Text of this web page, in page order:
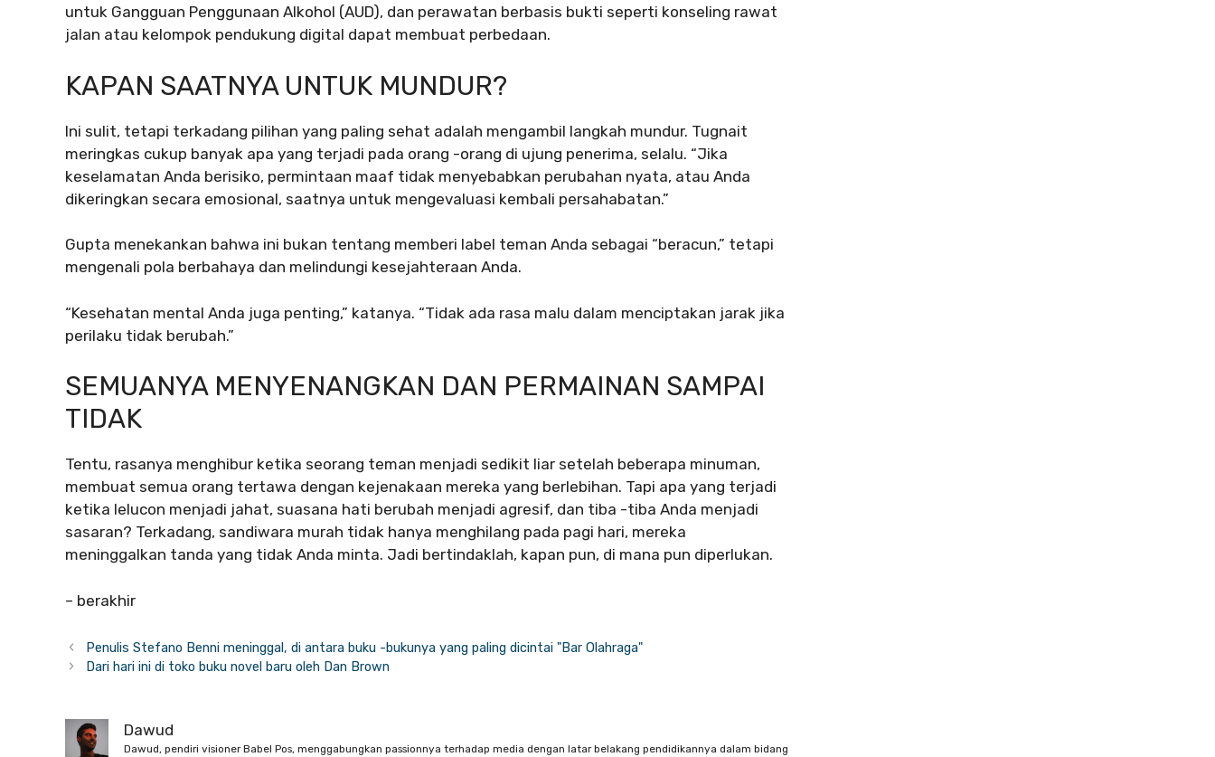
untuk Gangguan Penggunaan Alkohol (AUD), dan perawatan berbasis bukti seperti konseling rawat
jalan atau kelompok pendukung digital dapat membuat perbedaan.
KAPAN SAATNYA UNTUK MUNDUR?
Ini sulit, tetapi terkadang pilihan yang paling sehat adalah mengambil langkah mundur. Tugnait
meringkas cukup banyak apa yang terjadi pada orang -orang di ujung penerima, selalu. “Jika
keselamatan Anda berisiko, permintaan maaf tidak menyebabkan perubahan nyata, atau Anda
dikeringkan secara emosional, saatnya untuk mengevaluasi kembali persahabatan.”
Gupta menekankan bahwa ini bukan tentang memberi label teman Anda sebagai “beracun,” tetapi
mengenali pola berbahaya dan melindungi kesejahteraan Anda.
“Kesehatan mental Anda juga penting,” katanya. “Tidak ada rasa malu dalam menciptakan jarak jika
perilaku tidak berubah.”
SEMUANYA MENYENANGKAN DAN PERMAINAN SAMPAI
TIDAK
Tentu, rasanya menghibur ketika seorang teman menjadi sedikit liar setelah beberapa minuman,
membuat semua orang tertawa dengan kejenakaan mereka yang berlebihan. Tapi apa yang terjadi
ketika lelucon menjadi jahat, suasana hati berubah menjadi agresif, dan tiba -tiba Anda menjadi
sasaran? Terkadang, sandiwara murah tidak hanya menghilang pada pagi hari, mereka
meninggalkan tanda yang tidak Anda minta. Jadi bertindaklah, kapan pun, di mana pun diperlukan.
– berakhir
Penulis Stefano Benni meninggal, di antara buku -bukunya yang paling dicintai "Bar Olahraga"
Dari hari ini di toko buku novel baru oleh Dan Brown
Dawud
Dawud, pendiri visioner Babel Pos, menggabungkan passionnya terhadap media dengan latar belakang pendidikannya dalam bidang